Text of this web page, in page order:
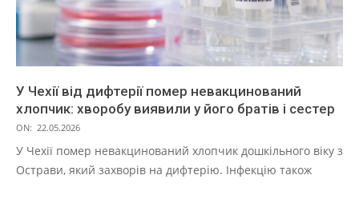
У Чехії від дифтерії помер невакцинований
хлопчик: хворобу виявили у його братів і сестер
ON: 22.05.2026
У Чехії помер невакцинований хлопчик дошкільного віку з
Острави, який захворів на дифтерію. Інфекцію також